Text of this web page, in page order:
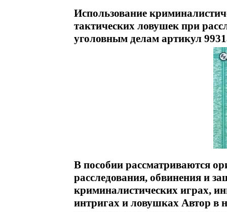
Использование
тактических ловушек при
уголовным делам артикул
В пособии рассматриваются
расследования, обвинения и
криминалистических играх,
интригах и ловушках Автор в